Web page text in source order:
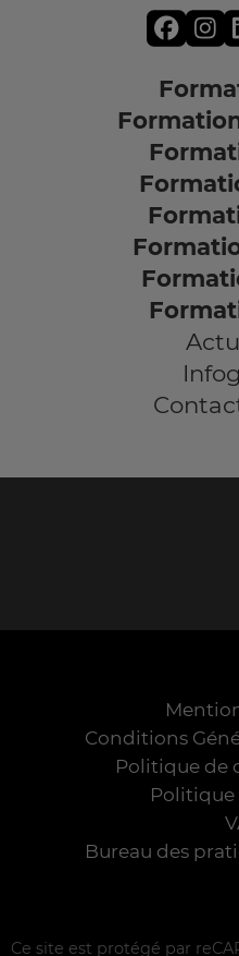
Conditions
Politique de
Politique
Bureau des
Ce site est protégé par